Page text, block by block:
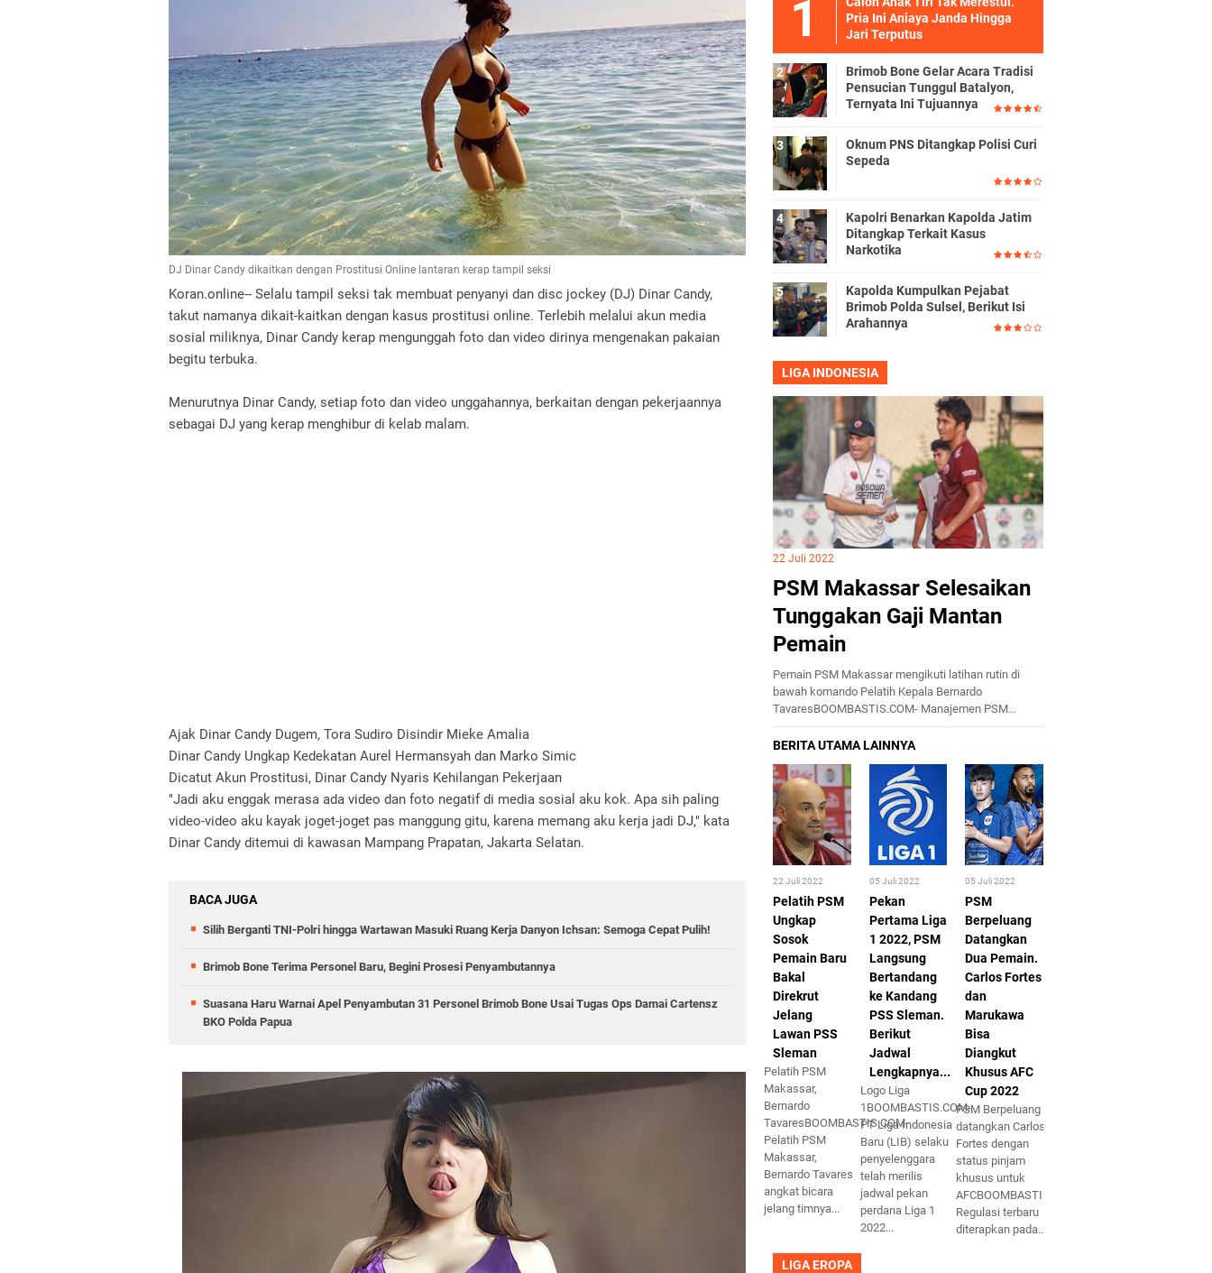
DJ Dinar Candy dikaitkan dengan Prostitusi Online lantaran kerap tampil seksi
Koran.online-- Selalu tampil seksi tak membuat penyanyi dan disc jockey (DJ) Dinar Candy,
takut namanya dikait-kaitkan dengan kasus prostitusi online. Terlebih melalui akun media
sosial miliknya, Dinar Candy kerap mengunggah foto dan video dirinya mengenakan pakaian
begitu terbuka.
Menurutnya Dinar Candy, setiap foto dan video unggahannya, berkaitan dengan pekerjaannya
sebagai DJ yang kerap menghibur di kelab malam.
Ajak Dinar Candy Dugem, Tora Sudiro Disindir Mieke Amalia
Dinar Candy Ungkap Kedekatan Aurel Hermansyah dan Marko Simic
Dicatut Akun Prostitusi, Dinar Candy Nyaris Kehilangan Pekerjaan
"Jadi aku enggak merasa ada video dan foto negatif di media sosial aku kok. Apa sih paling
video-video aku kayak joget-joget pas manggung gitu, karena memang aku kerja jadi DJ," kata
Dinar Candy ditemui di kawasan Mampang Prapatan, Jakarta Selatan.
BACA JUGA
Silih Berganti TNI-Polri hingga Wartawan Masuki Ruang Kerja Danyon Ichsan: Semoga Cepat Pulih!
Brimob Bone Terima Personel Baru, Begini Prosesi Penyambutannya
Suasana Haru Warnai Apel Penyambutan 31 Personel Brimob Bone Usai Tugas Ops Damai Cartensz
BKO Polda Papua
Pria Ini Aniaya Janda Hingga
Jari Terputus
Brimob Bone Gelar Acara Tradisi
Pensucian Tunggul Batalyon,
Ternyata Ini Tujuannya
Oknum PNS Ditangkap Polisi Curi
Sepeda
Kapolri Benarkan Kapolda Jatim
Ditangkap Terkait Kasus
Narkotika
Kapolda Kumpulkan Pejabat
Brimob Polda Sulsel, Berikut Isi
Arahannya
LIGA INDONESIA
22 Juli 2022
PSM Makassar Selesaikan
Tunggakan Gaji Mantan
Pemain
Pemain PSM Makassar mengikuti latihan rutin di
bawah komando Pelatih Kepala Bernardo
TavaresBOOMBASTIS.COM- Manajemen PSM...
22 Juli 2022
Pelatih PSM
Ungkap
Sosok
Pemain Baru
Bakal
Direkrut
Jelang
Lawan PSS
Sleman
Pelatih PSM
Makassar,
Bernardo
TavaresBOOMBASTIS.COM-
Pelatih PSM
Makassar,
Bernardo Tavares
angkat bicara
jelang timnya...
05 Juli 2022
Pekan
Pertama Liga
1 2022, PSM
Langsung
Bertandang
ke Kandang
PSS Sleman.
Berikut
Jadwal
Lengkapnya...
Logo Liga
1BOOMBASTIS.COM-
PT Liga Indonesia
Baru (LIB) selaku
penyelenggara
telah merilis
jadwal pekan
perdana Liga 1
2022...
05 Juli 2022
PSM
Berpeluang
Datangkan
Dua Pemain.
Carlos Fortes
dan
Marukawa
Bisa
Diangkut
Khusus AFC
Cup 2022
PSM Berpeluang
datangkan Carlos
Fortes dengan
status pinjam
khusus untuk
AFCBOOMBASTIS.COM-
Regulasi terbaru
diterapkan pada...
LIGA EROPA